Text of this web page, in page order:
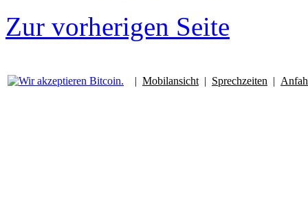
Zur vorherigen Seite
| Mobilansicht | Sprechzeiten |